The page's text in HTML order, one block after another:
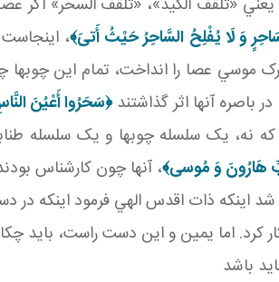
يعني «تلقف الکيد»، «تلقف السحر» اگر
وَ لَا يُفْلِحُ السَّاحِرُ حَيْثُ أَتىَ‏﴾،
موسي عصا را انداخت، تمام اين چوب
باصره آنها اثر گذاشتند﴿سَحَرُوا أَعْيُنَ
نه، يک سلسله چوب ها و يک سلسله
هَارُونَ وَ مُوسى﴾، آنها چون کارشناس
شد اينکه ذات اقدس الهي فرمود اينکه
کرد. اما يمين و اين دست راست، بايد
باشد